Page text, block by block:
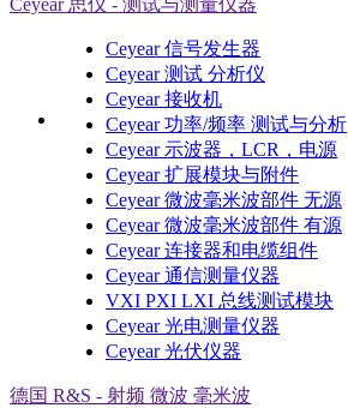
Ceyear 思仪 - 测试与测量仪器
Ceyear 信号发生器
Ceyear 测试 分析仪
Ceyear 接收机
Ceyear 功率/频率 测试与分析
Ceyear 示波器，LCR，电源
Ceyear 扩展模块与附件
Ceyear 微波毫米波部件 无源
Ceyear 微波毫米波部件 有源
Ceyear 连接器和电缆组件
Ceyear 通信测量仪器
VXI PXI LXI 总线测试模块
Ceyear 光电测量仪器
Ceyear 光伏仪器
德国 R&S - 射频 微波 毫米波